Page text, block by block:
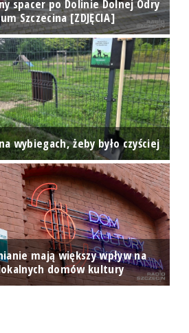
spacer po Dolinie Dolnej Odry
Szczecina [ZDJĘCIA]
wybiegach, żeby było czyściej
mają większy wpływ na
domów kultury